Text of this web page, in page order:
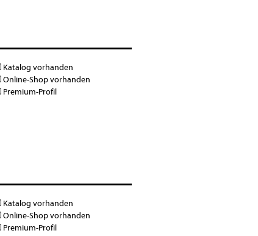
Katalog vorhanden
Online-Shop vorhanden
Premium-Profil
Katalog vorhanden
Online-Shop vorhanden
Premium-Profil